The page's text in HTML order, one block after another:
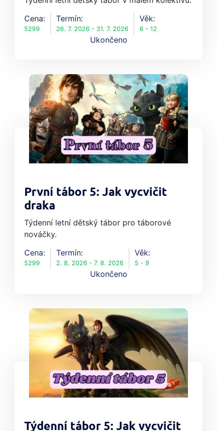
Cena:
5299
Termín:
26. 7. 2026 - 31. 7. 2026
Věk:
6 - 12
Ukončeno
První tábor 5: Jak vycvičit
draka
Týdenní letní dětský tábor pro táborové
nováčky.
Cena:
5299
Termín:
2. 8. 2026 - 7. 8. 2026
Věk:
5 - 9
Ukončeno
Týdenní tábor 5: Jak vycvičit